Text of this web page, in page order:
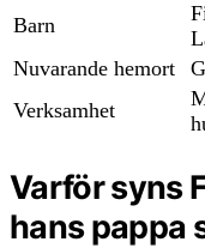
Barn
Nuvarande hemort
Verksamhet
Varför syns
hans pappa